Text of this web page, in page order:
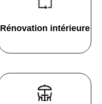
Rénovation intérieure